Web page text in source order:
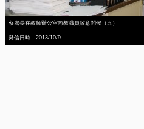
蔡處長在教師辦公室向教職員致意問候（五）
発信日時：2013/10/9